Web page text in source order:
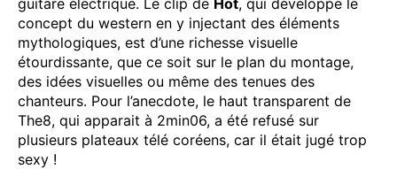
concept du western en y injectant des éléments
mythologiques, est d’une richesse visuelle
étourdissante, que ce soit sur le plan du montage,
des idées visuelles ou même des tenues des
chanteurs. Pour l’anecdote, le haut transparent de
The8, qui apparait à 2min06, a été refusé sur
plusieurs plateaux télé coréens, car il était jugé trop
sexy !